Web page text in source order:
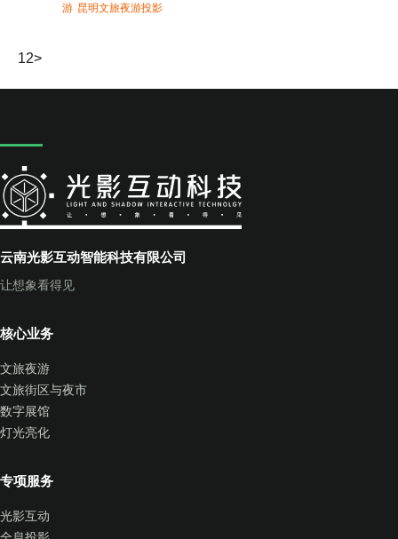
游 昆明文旅夜游投影
12>
云南光影互动智能科技有限公司
让想象看得见
核心业务
文旅夜游
文旅街区与夜市
数字展馆
灯光亮化
专项服务
光影互动